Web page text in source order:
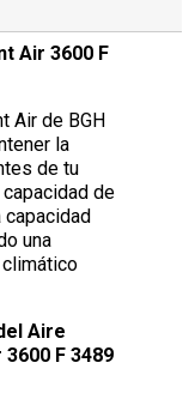
Air 3600 F
Air de BGH
la
de tu
de
una
Aire
F 3489